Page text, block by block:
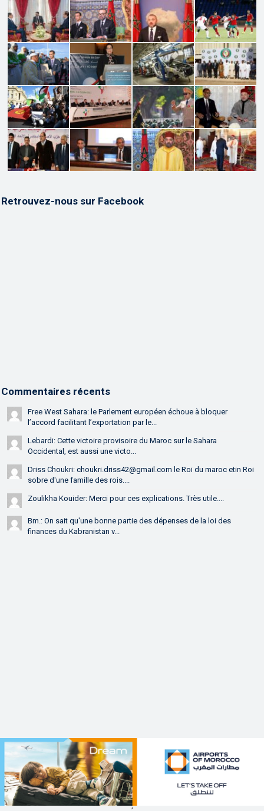
Retrouvez-nous sur Facebook
Commentaires récents
Free West Sahara: le Parlement européen échoue à bloquer
l’accord facilitant l’exportation par le...
Lebardi: Cette victoire provisoire du Maroc sur le Sahara
Occidental, est aussi une victo...
Driss Choukri: choukri.driss42@gmail.com le Roi du maroc etin Roi
sobre d'une famille des rois....
Zoulikha Kouider: Merci pour ces explications. Très utile....
Bm.: On sait qu'une bonne partie des dépenses de la loi des
finances du Kabranistan v...
,